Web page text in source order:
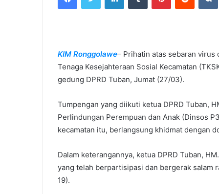
d
m
a
i
KIM Ronggolawe– Prihatin atas sebaran virus
Tenaga Kesejahteraan Sosial Kecamatan
gedung DPRD Tuban, Jumat (27/03).
Tumpengan yang diikuti ketua DPRD Tuban,
Perlindungan Perempuan dan Anak (Dinsos
kecamatan itu, berlangsung khidmat dengan
Dalam keterangannya, ketua DPRD Tuban,
yang telah berpartisipasi dan bergerak salam
19).